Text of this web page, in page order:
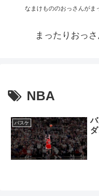
なまけもののおっさんがま
まったりおっ
NBA
バスケ